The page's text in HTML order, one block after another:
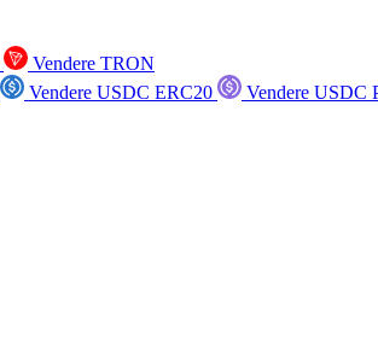
Vendere TRON
Vendere USDC ERC20
Vendere USDC